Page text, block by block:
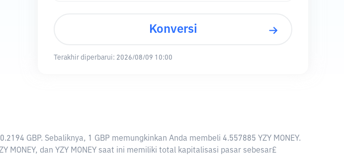
Konversi
Terakhir diperbarui: 2026/08/09 10:00
GBP. Sebaliknya, 1 GBP memungkinkan Anda membeli 4.557885 YZY MONEY.
MONEY, dan YZY MONEY saat ini memiliki total kapitalisasi pasar sebesar£